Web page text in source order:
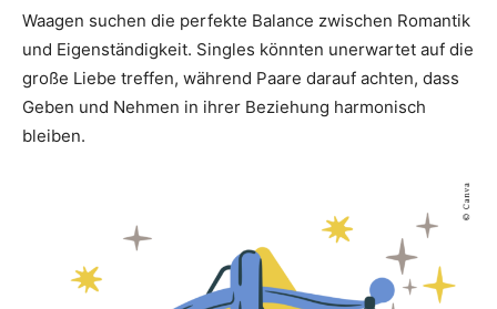
Waagen suchen die perfekte Balance zwischen Romantik
und Eigenständigkeit. Singles könnten unerwartet auf die
große Liebe treffen, während Paare darauf achten, dass
Geben und Nehmen in ihrer Beziehung harmonisch
bleiben.